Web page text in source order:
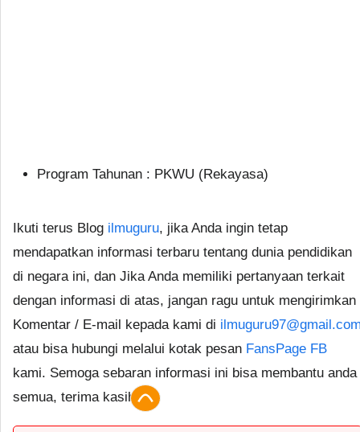
Program Tahunan : PKWU (Rekayasa)
Ikuti terus Blog ilmuguru, jika Anda ingin tetap
mendapatkan informasi terbaru tentang dunia pendidikan
di negara ini, dan Jika Anda memiliki pertanyaan terkait
dengan informasi di atas, jangan ragu untuk mengirimkan
Komentar / E-mail kepada kami di
atau bisa hubungi melalui kotak pesan FansPage FB
kami. Semoga sebaran informasi ini bisa membantu anda
semua, terima kasih.